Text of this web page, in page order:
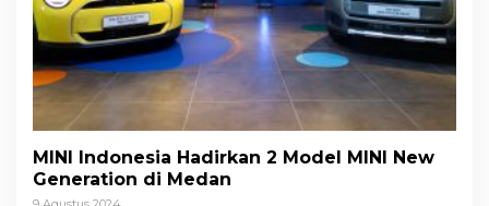
MINI Indonesia Hadirkan 2 Model MINI New
Generation di Medan